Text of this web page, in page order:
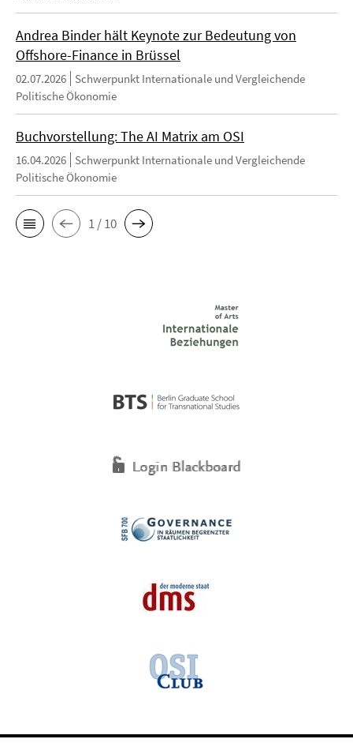
Andrea Binder hält Keynote zur Bedeutung von
Offshore-Finance in Brüssel
02.07.2026
Schwerpunkt Internationale und Vergleichende
Politische Ökonomie
Buchvorstellung: The AI Matrix am OSI
16.04.2026
Schwerpunkt Internationale und Vergleichende
Politische Ökonomie
1 / 10